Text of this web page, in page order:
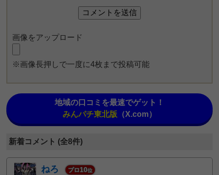
画像をアップロード
※画像長押しで一度に4枚まで投稿可能
地域の口コミを最速でゲット！
みんパチ東北版 （X.com）
新着コメント (全8件)
ねろ プロ10位